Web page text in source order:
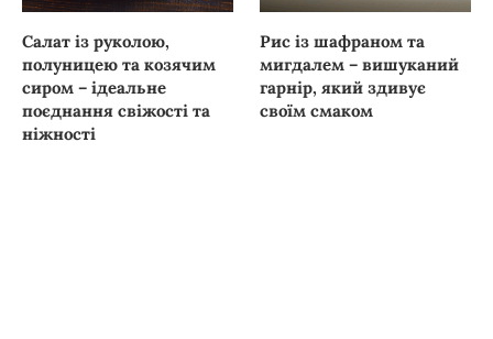
Салат із руколою,
полуницею та козячим
сиром – ідеальне
поєднання свіжості та
ніжності
Рис із шафраном та
мигдалем – вишуканий
гарнір, який здивує
своїм смаком